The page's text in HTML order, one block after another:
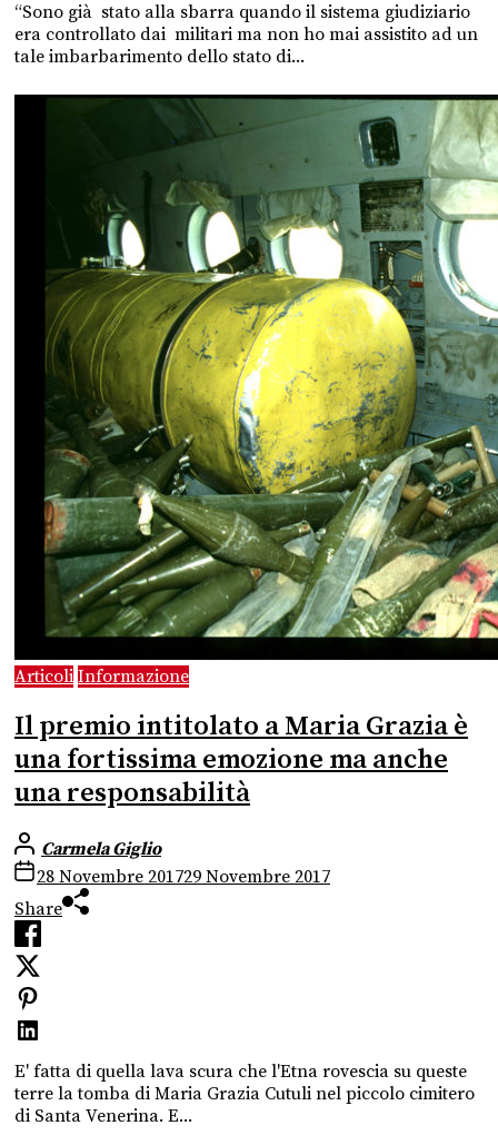
“Sono già stato alla sbarra quando il sistema giudiziario
era controllato dai militari ma non ho mai assistito ad un
tale imbarbarimento dello stato di...
Articoli Informazione
Il premio intitolato a Maria Grazia è
una fortissima emozione ma anche
una responsabilità
Carmela Giglio
28 Novembre 201729 Novembre 2017
Share
E' fatta di quella lava scura che l'Etna rovescia su queste
terre la tomba di Maria Grazia Cutuli nel piccolo cimitero
di Santa Venerina. E...